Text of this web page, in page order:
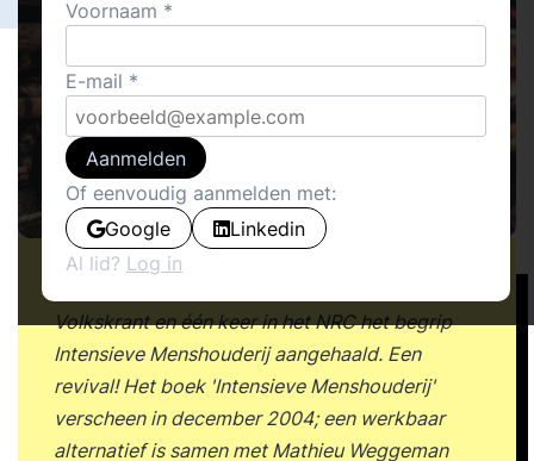
Volkskrant en één keer in het NRC het begrip
Intensieve Menshouderij aangehaald. Een
revival! Het boek 'Intensieve Menshouderij'
verscheen in december 2004; een werkbaar
alternatief is samen met Mathieu Weggeman
Voornaam
E-mail
Aanmelden
Of eenvoudig aanmelden met:
Google
Linkedin
Al lid? Log in